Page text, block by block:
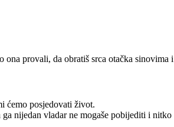
provali, da obratiš srca otačka sinovima
ćemo posjedovati život.
nijedan vladar ne mogaše pobijediti i nitko